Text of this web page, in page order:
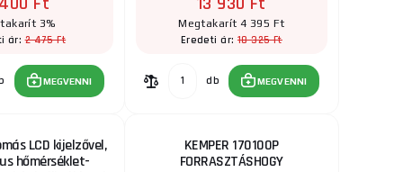
és 480°C ...
ks MEGVENNI
működő mikro
RAKTÁRON a szállítónál
18 965 Ft
3%
ár:2 475 Ft
MEGVENNI
Megtakarít 4 395 Ft
Eredeti ár: 18 325 Ft
db MEGVENNI
LCD kijelzővel,
hőmérséklet-
KEMPER 170100P
FORRASZTÁSHOGY